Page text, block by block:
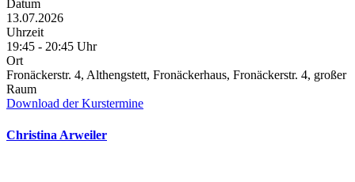
Datum
13.07.2026
Uhrzeit
19:45 - 20:45 Uhr
Ort
Fronäckerstr. 4, Althengstett, Fronäckerhaus, Fronäckerstr. 4, großer
Raum
Download der Kurstermine
Christina Arweiler